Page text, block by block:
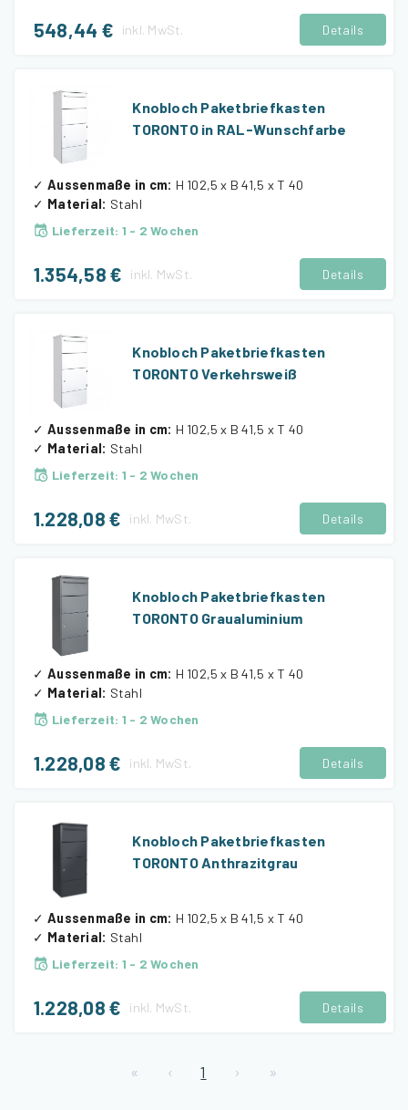
548,44 € inkl. MwSt. Details
Knobloch Paketbriefkasten
TORONTO in RAL-Wunschfarbe
✓ Aussenmaße in cm: H 102,5 x B 41,5 x T 40
✓ Material: Stahl
Lieferzeit: 1 - 2 Wochen
1.354,58 € inkl. MwSt. Details
Knobloch Paketbriefkasten
TORONTO Verkehrsweiß
✓ Aussenmaße in cm: H 102,5 x B 41,5 x T 40
✓ Material: Stahl
Lieferzeit: 1 - 2 Wochen
1.228,08 € inkl. MwSt. Details
Knobloch Paketbriefkasten
TORONTO Graualuminium
✓ Aussenmaße in cm: H 102,5 x B 41,5 x T 40
✓ Material: Stahl
Lieferzeit: 1 - 2 Wochen
1.228,08 € inkl. MwSt. Details
Knobloch Paketbriefkasten
TORONTO Anthrazitgrau
✓ Aussenmaße in cm: H 102,5 x B 41,5 x T 40
✓ Material: Stahl
Lieferzeit: 1 - 2 Wochen
1.228,08 € inkl. MwSt. Details
« ‹ 1 › »